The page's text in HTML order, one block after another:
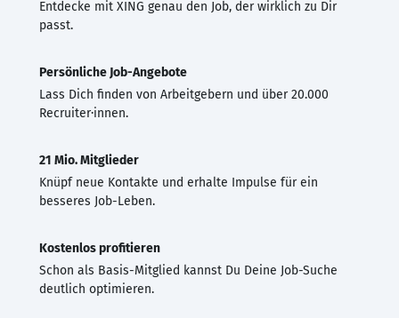
Entdecke mit XING genau den Job, der wirklich zu Dir
passt.
Persönliche Job-Angebote
Lass Dich finden von Arbeitgebern und über 20.000
Recruiter·innen.
21 Mio. Mitglieder
Knüpf neue Kontakte und erhalte Impulse für ein
besseres Job-Leben.
Kostenlos profitieren
Schon als Basis-Mitglied kannst Du Deine Job-Suche
deutlich optimieren.